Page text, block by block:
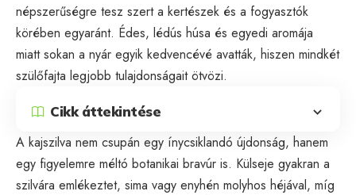
népszerűségre tesz szert a kertészek és a fogyasztók
körében egyaránt. Édes, lédús húsa és egyedi aromája
miatt sokan a nyár egyik kedvencévé avatták, hiszen mindkét
szülőfajta legjobb tulajdonságait ötvözi.
Cikk áttekintése
A kajszilva nem csupán egy ínycsiklandó újdonság, hanem
egy figyelemre méltó botanikai bravúr is. Külseje gyakran a
szilvára emlékeztet, sima vagy enyhén molyhos héjával, míg